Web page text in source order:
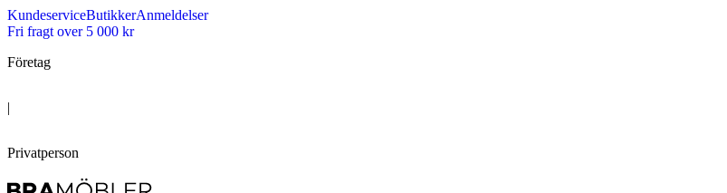
KundeserviceButikkerAnmeldelser
Fri fragt over 5 000 kr
Företag
|
Privatperson